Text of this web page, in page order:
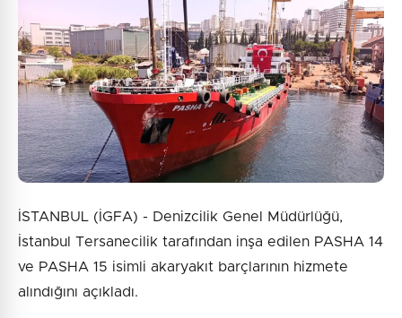
İSTANBUL (İGFA) - Denizcilik Genel Müdürlüğü,
İstanbul Tersanecilik tarafından inşa edilen PASHA 14
ve PASHA 15 isimli akaryakıt barçlarının hizmete
alındığını açıkladı.